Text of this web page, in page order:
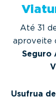
g
t
i
o
Até 31
aproveite
Seguro
Usufrua